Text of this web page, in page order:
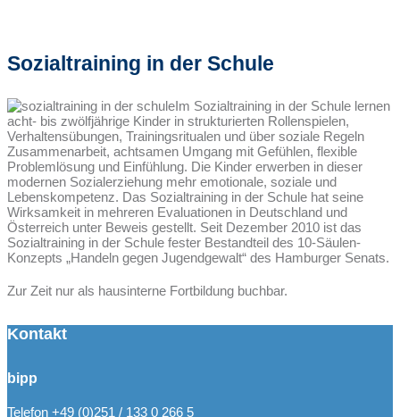
Sozialtraining in der Schule
Im Sozialtraining in der Schule lernen
acht- bis zwölfjährige Kinder in strukturierten Rollenspielen,
Verhaltensübungen, Trainingsritualen und über soziale Regeln
Zusammenarbeit, achtsamen Umgang mit Gefühlen, flexible
Problemlösung und Einfühlung. Die Kinder erwerben in dieser
modernen Sozialerziehung mehr emotionale, soziale und
Lebenskompetenz. Das Sozialtraining in der Schule hat seine
Wirksamkeit in mehreren Evaluationen in Deutschland und
Österreich unter Beweis gestellt. Seit Dezember 2010 ist das
Sozialtraining in der Schule fester Bestandteil des 10-Säulen-
Konzepts „Handeln gegen Jugendgewalt“ des Hamburger Senats.
Zur Zeit nur als hausinterne Fortbildung buchbar.
Kontakt
bipp
Telefon +49 (0)251 / 133 0 266 5